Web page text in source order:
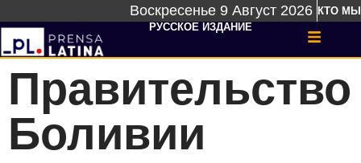
Воскресенье 9 Август 2026 КТО МЫ
РУССКОЕ ИЗДАНИЕ
Правительство
Боливии